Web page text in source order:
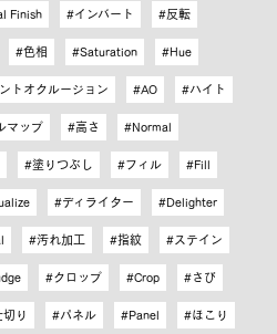
Finish インバート 反転
色相 Saturation Hue
トオクルージョン AO ハイト
マップ 高さ Normal
塗りつぶし フィル Fill
ディライター Delighter
汚れ加工 指紋 ステイン
クロップ Crop さび
切り パネル Panel ほこり